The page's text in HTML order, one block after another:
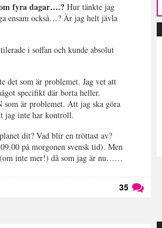
fyra dagar….? Hur tänkte jag
ensam också…? Är jag helt jävla
i soffan och kunde absolut
det som är problemet. Jag vet att
specifikt där borta heller.
är problemet. Att jag ska göra
jag inte har kontroll.
dit? Vad blir en tröttast av?
på morgonen svensk tid). Men
inte mer!) då som jag är nu……
35